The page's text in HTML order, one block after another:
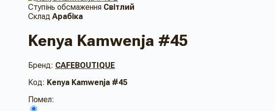
Ступінь обсмаження Світлий
Склад Арабіка
Kenya Kamwenja #45
Бренд: CAFEBOUTIQUE
Код: Kenya Kamwenja #45
Помел: